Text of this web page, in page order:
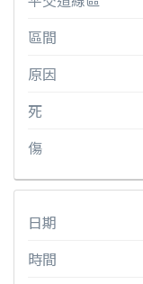
區間
原因
死
傷
日期
時間